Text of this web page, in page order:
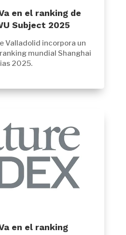
en el ranking de
Subject 2025
Valladolid incorpora un
mundial Shanghai
2025.
en el ranking